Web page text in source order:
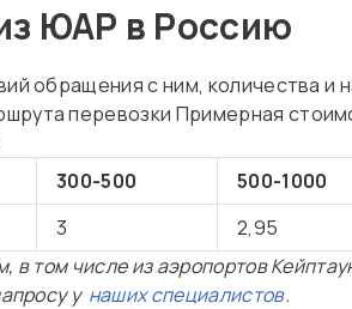
ЮАР в Россию
обращения с ним, количества и
перевозки Примерная
300-500 500-1000
3 2,95
в том числе из аэропортов
у наших специалистов.